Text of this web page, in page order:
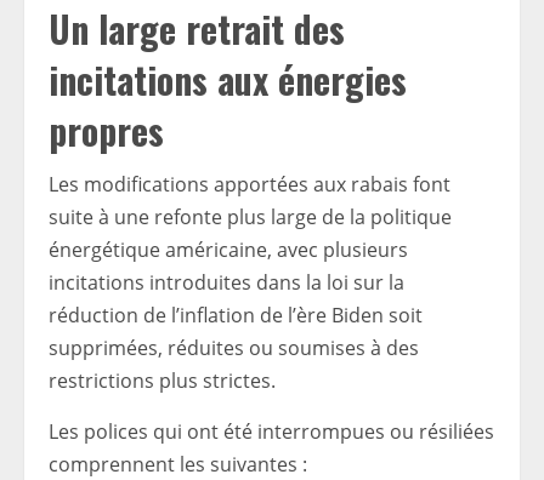
Un large retrait des
incitations aux énergies
propres
Les modifications apportées aux rabais font
suite à une refonte plus large de la politique
énergétique américaine, avec plusieurs
incitations introduites dans la loi sur la
réduction de l’inflation de l’ère Biden soit
supprimées, réduites ou soumises à des
restrictions plus strictes.
Les polices qui ont été interrompues ou résiliées
comprennent les suivantes :